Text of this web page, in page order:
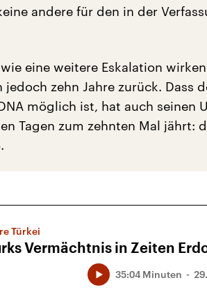
andere für den in der
eine weitere Eskalation
zehn Jahre zurück. Dass
möglich ist, hat auch seinen
Tagen zum zehnten Mal jährt:
Türkei
Vermächtnis in Zeiten
35:04 Minuten